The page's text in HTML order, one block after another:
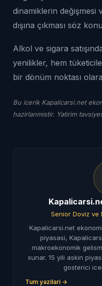
dinamiklerin değişmesi
dışına çıkması söz
Alkol ve sigara
yenilikler, hem
bir dönüm noktası
Bu icerik Kapalicarsi.net
hazirlanmistir. Yatirim
Senior Doviz ve
Kapalicarsi.net
piyasasi,
makroekonomik
sunar. 15 yili askin
gosterici
Tum yazilari →